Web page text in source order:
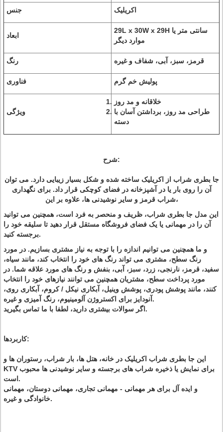
جنس اکریلیک
ابعاد
29L x 30W x 29H سانتی متر یا
موارد دیگر
رنگ قرمز، سبز، آبی، شفاف و غیره
فناوری پولیش خم گرم
ویژگی
خلاقانه و مد روز
طراحی مد روز، برداشتن آسان با
دسته
شرح:
جا بطری شراب از اکریلیک ساخته شده و شکل بسیار زیبایی دارد. می توان
آن را روی بار یا در آشپزخانه در فضای کوچکی قرار داد. برای نگهداری
شراب قرمز و سایر نوشیدنی ها، علاوه بر این،
این مدل جا بطری شراب، ظریف و منحصر به فرد است، همچنین می توانید
آن را در مهمانی یا یک فضای فروشگاه مستقل قرار دهید تا سلیقه خود را
برجسته کنید.
و ما همچنین می توانیم اندازه را با توجه به نیاز مشتری بسازیم. در مورد
رنگ سطح، مشتری می تواند رنگ های خود را انتخاب کند، مانند سیاه،
سفید، قرمز، نارنجی، زرد، سبز، آبی، بنفش و رنگ های مورد علاقه شما. در
مورد پرداخت سطح، مشتریان همچنین می توانند نیازهای خود را انتخاب
کنند، مانند پوشش پودری، پوشش وینیل، آبکاری نیکل / کروم، آبکاری روی،
آنودایز برای اکستروژن آلومینیوم، رنگ آمیزی و غیره.
اگر سوالات بیشتری دارید، لطفا با ما تماس بگیرید.
کاربردها:
این جا بطری شراب اکریلیک در خانه، هتل ها، بار شراب، رستوران ها و
KTV برای نمایش یا ذخیره شراب های برجسته و سایر نوشیدنی ها محبوب
است.
و ایده آل برای هر مهمانی - مهمانی تجاری، مهمانی دوستان، مهمانی
خانوادگی و غیره.